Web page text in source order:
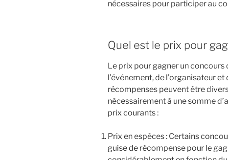
nécessaires pour participer au
Quel est le prix pour
Le prix pour gagner un
l’événement, de l’organisateur
récompenses peuvent être
nécessairement à une somme
prix courants :
Prix en espèces : Certains
guise de récompense pour le